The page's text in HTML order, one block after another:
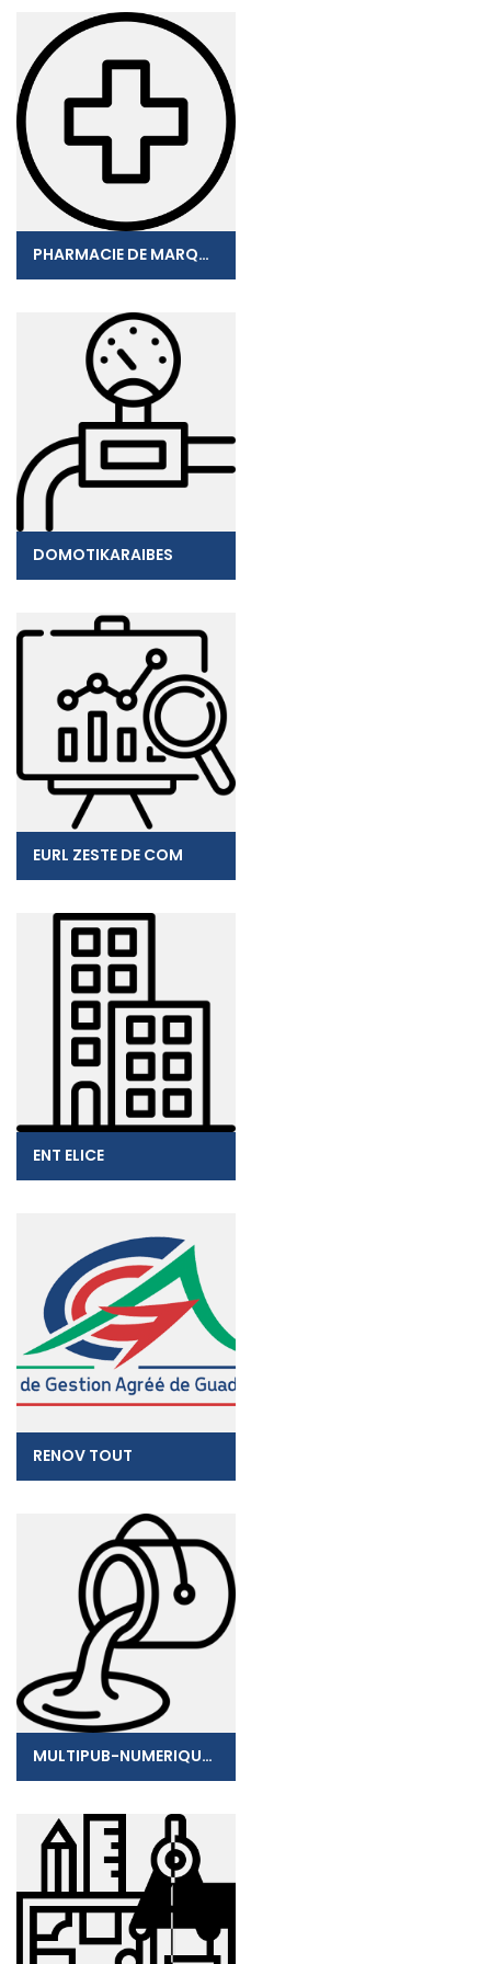
PHARMACIE DE MARQUISAT
DOMOTIKARAIBES
EURL ZESTE DE COM
ENT ELICE
RENOV TOUT
MULTIPUB-NUMERIQUEPUB